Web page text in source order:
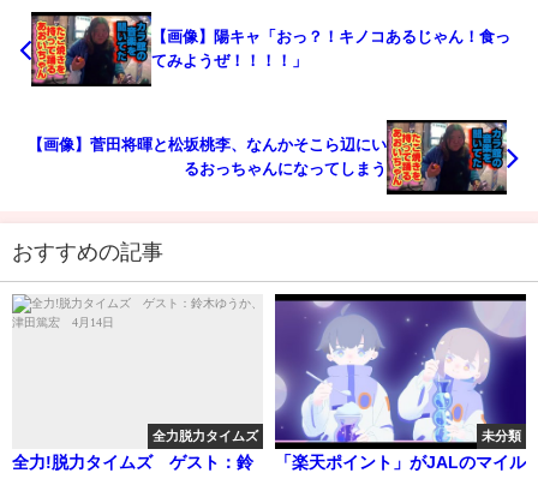
【画像】陽キャ「おっ？！キノコあるじゃん！食っ
てみようぜ！！！！」
【画像】菅田将暉と松坂桃李、なんかそこら辺にい
るおっちゃんになってしまう
おすすめの記事
全力脱力タイムズ
全力!脱力タイムズ ゲスト：鈴
未分類
「楽天ポイント」がJALのマイル